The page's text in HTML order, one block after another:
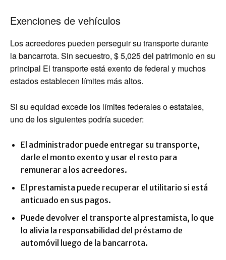
Exenciones de vehículos
Los acreedores pueden perseguir su transporte durante
la bancarrota. Sin secuestro, $ 5,025 del patrimonio en su
principal El transporte está exento de federal y muchos
estados establecen límites más altos.
Si su equidad excede los límites federales o estatales,
uno de los siguientes podría suceder:
El administrador puede entregar su transporte,
darle el monto exento y usar el resto para
remunerar a los acreedores.
El prestamista puede recuperar el utilitario si está
anticuado en sus pagos.
Puede devolver el transporte al prestamista, lo que
lo alivia la responsabilidad del préstamo de
automóvil luego de la bancarrota.